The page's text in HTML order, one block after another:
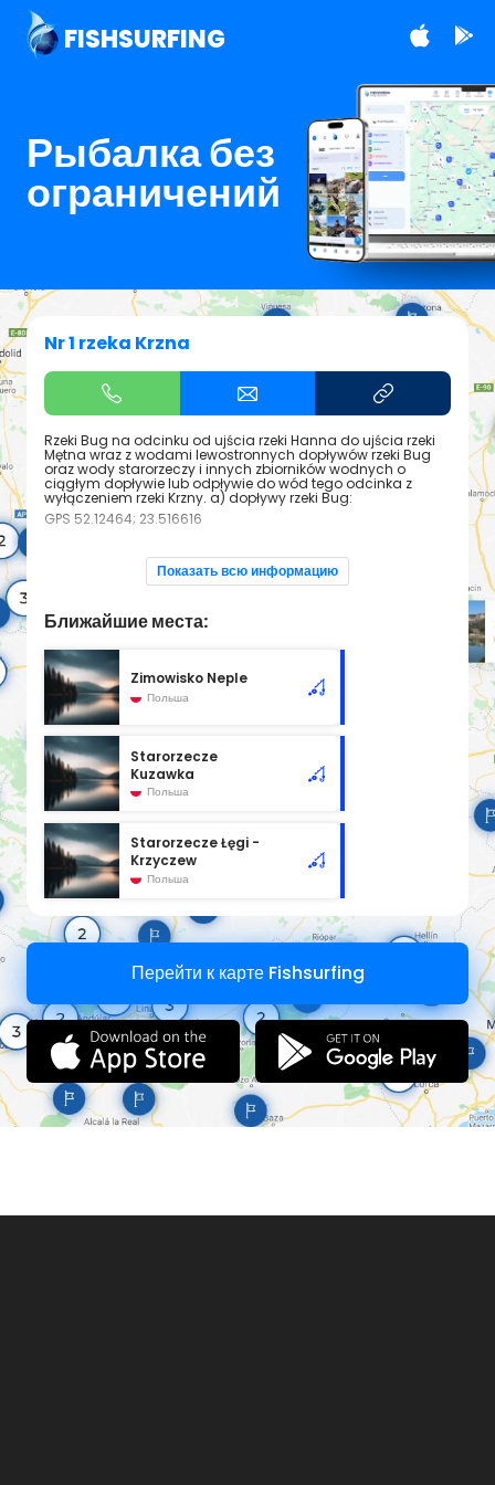
FISHSURFING
Рыбалка без
ограничений
Nr 1 rzeka Krzna
Rzeki Bug na odcinku od ujścia rzeki Hanna do ujścia rzeki
Mętna wraz z wodami lewostronnych dopływów rzeki Bug
oraz wody starorzeczy i innych zbiorników wodnych o
ciągłym dopływie lub odpływie do wód tego odcinka z
wyłączeniem rzeki Krzny. a) dopływy rzeki Bug:
GPS 52.12464; 23.516616
Regulamin połowu ryb
http://www.pzw.org.pl/pliki/prezentacje/15/cms/szablony/
Показать всю информацию
Ближайшие места:
Zimowisko Neple
Польша
Starorzecze
Kuzawka
Польша
Starorzecze Łęgi -
Krzyczew
Польша
Перейти к карте Fishsurfing